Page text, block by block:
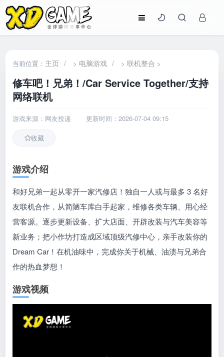
当前位置： 主页 / > 电脑游戏 / >联机整合 >
修车吧！兄弟！/Car Service Together/支持
网络联机
游戏来源：网友投递 更新时间：2026-07-04 09:15
收藏
游戏介绍
和好兄弟一起从零开一家汽修店！独自一人或与最多 3 名好
友联机合作，从简陋车库白手起家，维修各类车辆、用心经
营客源。逐步更新设备、扩大店面、开辟改装与汽车美容等
新业务；把小作坊打造成区域顶级汽修中心，亲手改装你的
Dream Car！在机油味中，完成你关于机械、油渍与兄弟合
作的热血梦想！
游戏视频